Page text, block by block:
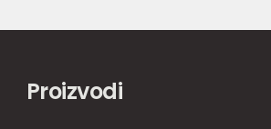
Proizvodi